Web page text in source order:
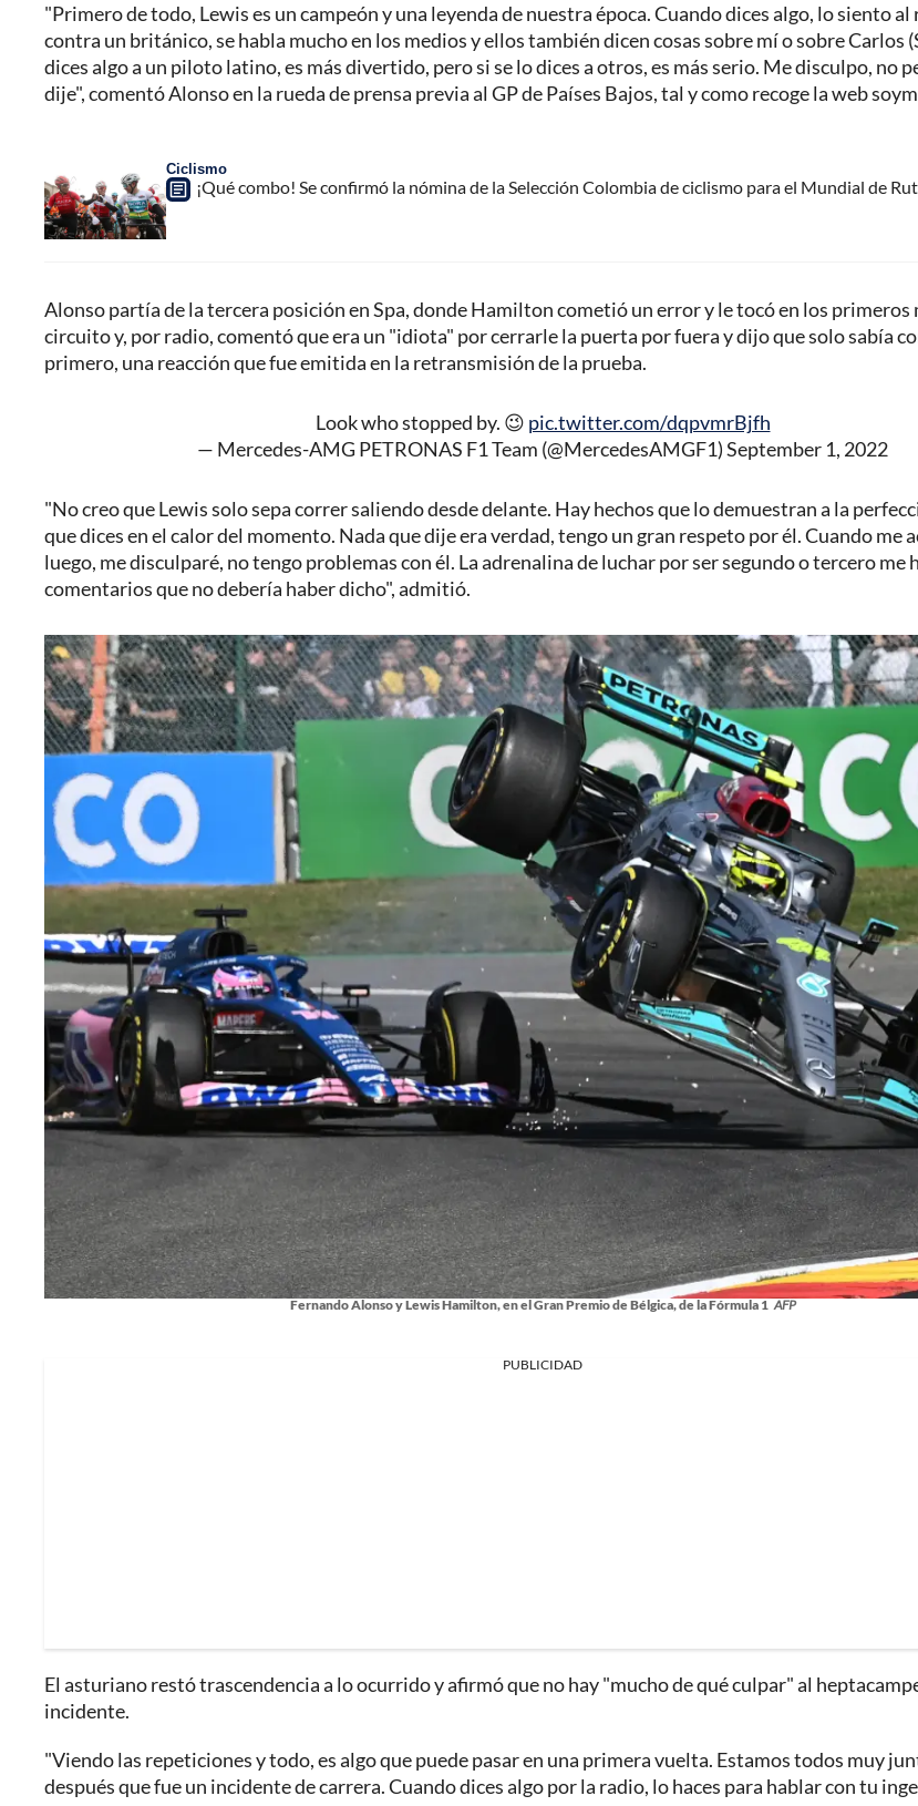
"Primero de todo, Lewis es un campeón y una leyenda de nuestra época. Cuando dices algo, lo siento
contra un británico, se habla mucho en los medios y ellos también dicen cosas sobre mí o sobre Carlos
dices algo a un piloto latino, es más divertido, pero si se lo dices a otros, es más serio. Me disculpo, no
dije", comentó Alonso en la rueda de prensa previa al GP de Países Bajos, tal y como recoge la web
Ciclismo
¡Qué combo! Se confirmó la nómina de la Selección Colombia de ciclismo para el Mundial de
Alonso partía de la tercera posición en Spa, donde Hamilton cometió un error y le tocó en los primeros
circuito y, por radio, comentó que era un "idiota" por cerrarle la puerta por fuera y dijo que solo sabía
primero, una reacción que fue emitida en la retransmisión de la prueba.
Look who stopped by. 😉 pic.twitter.com/dqpvmrBjfh
— Mercedes-AMG PETRONAS F1 Team (@MercedesAMGF1)September 1, 2022
"No creo que Lewis solo sepa correr saliendo desde delante. Hay hechos que lo demuestran a la
que dices en el calor del momento. Nada que dije era verdad, tengo un gran respeto por él. Cuando me
luego, me disculparé, no tengo problemas con él. La adrenalina de luchar por ser segundo o tercero me
comentarios que no debería haber dicho", admitió.
Fernando Alonso y Lewis Hamilton, en el Gran Premio de Bélgica, de la Fórmula 1 AFP
PUBLICIDAD
El asturiano restó trascendencia a lo ocurrido y afirmó que no hay "mucho de qué culpar" al
incidente.
"Viendo las repeticiones y todo, es algo que puede pasar en una primera vuelta. Estamos todos muy
después que fue un incidente de carrera. Cuando dices algo por la radio, lo haces para hablar con tu